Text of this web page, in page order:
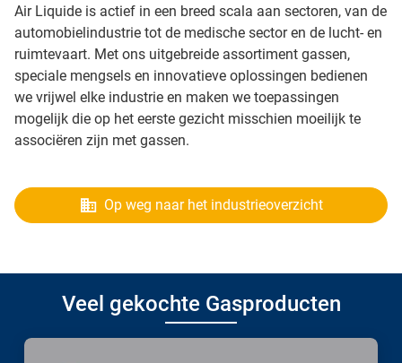
Air Liquide is actief in een breed scala aan sectoren, van de
automobielindustrie tot de medische sector en de lucht- en
ruimtevaart. Met ons uitgebreide assortiment gassen,
speciale mengsels en innovatieve oplossingen bedienen
we vrijwel elke industrie en maken we toepassingen
mogelijk die op het eerste gezicht misschien moeilijk te
associëren zijn met gassen.
Op weg naar het industrieoverzicht
Veel gekochte Gasproducten